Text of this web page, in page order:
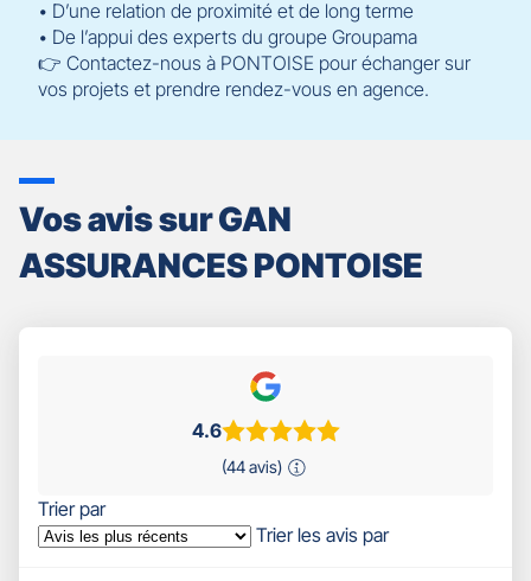
• D’une relation de proximité et de long terme
• De l’appui des experts du groupe Groupama
👉 Contactez-nous à PONTOISE pour échanger sur
vos projets et prendre rendez-vous en agence.
Vos avis sur GAN
ASSURANCES PONTOISE
4.6
(44 avis)
Trier par
Trier les avis par